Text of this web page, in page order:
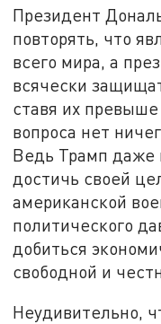
Президент
повторять, что
всего мира, а
всячески
ставя их превыше
вопроса нет
Ведь Трамп даже
достичь своей
американской
политического
добиться
свободной и
Неудивительно,